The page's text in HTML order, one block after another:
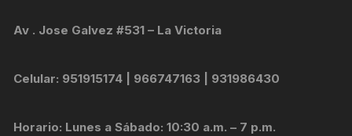
Av . Jose Galvez #531 – La Victoria
Celular: 951915174 | 966747163 | 931986430
Horario: Lunes a Sábado: 10:30 a.m. – 7 p.m.